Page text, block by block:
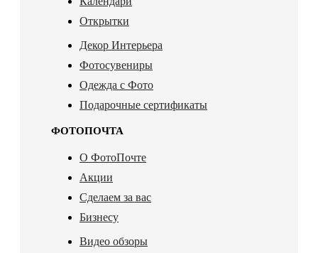
Открытки
Декор Интерьера
Фотосувениры
Одежда с Фото
Подарочные сертификаты
ФОТОПОЧТА
О ФотоПочте
Акции
Сделаем за вас
Бизнесу
Видео обзоры